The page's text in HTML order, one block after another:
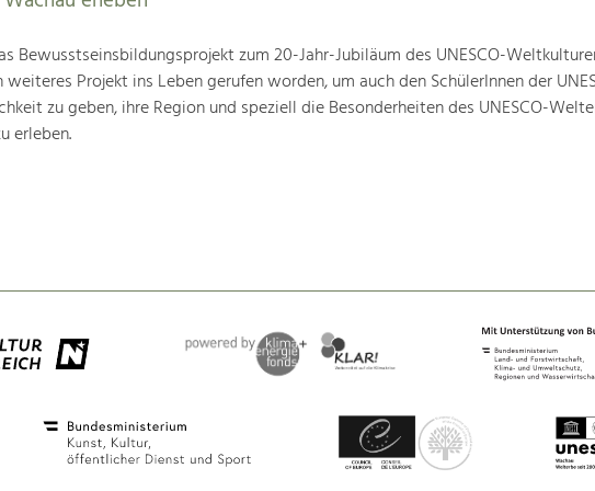
Bewusstseinsbildungsprojekt zum 20-Jahr-Jubiläum des UNESCO-
Projekt ins Leben gerufen worden, um auch den SchülerInnen der
zu geben, ihre Region und speziell die Besonderheiten des UNESCO-
erleben.